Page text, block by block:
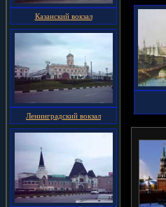
Казанский вокзал
Ленинградский вокзал